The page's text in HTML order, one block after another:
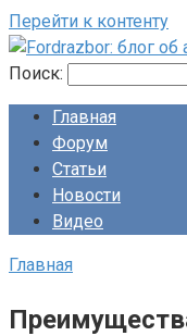
Перейти к контенту
Поиск:
Главная
Форум
Статьи
Новости
Видео
Главная